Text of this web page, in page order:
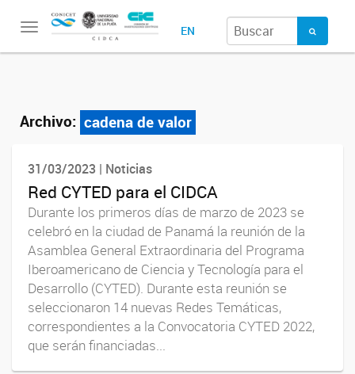
Toggle
EN
Archivo: cadena de valor
31/03/2023 | Noticias
Red CYTED para el CIDCA
Durante los primeros días de marzo de 2023 se
celebró en la ciudad de Panamá la reunión de la
Asamblea General Extraordinaria del Programa
Iberoamericano de Ciencia y Tecnología para el
Desarrollo (CYTED). Durante esta reunión se
seleccionaron 14 nuevas Redes Temáticas,
correspondientes a la Convocatoria CYTED 2022,
que serán financiadas...